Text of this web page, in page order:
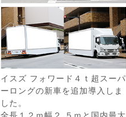
イスズ フォワード４ｔ超スーパ
ーロングの新車を追加導入しま
した。
全長１２ｍ幅２.５ｍと国内最大